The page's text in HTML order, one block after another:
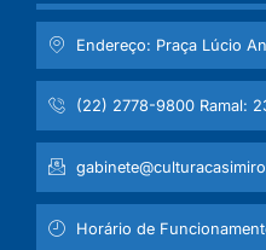
Endereço: Praça Lúcio
(22) 2778-9800 Ramal:
Horário de